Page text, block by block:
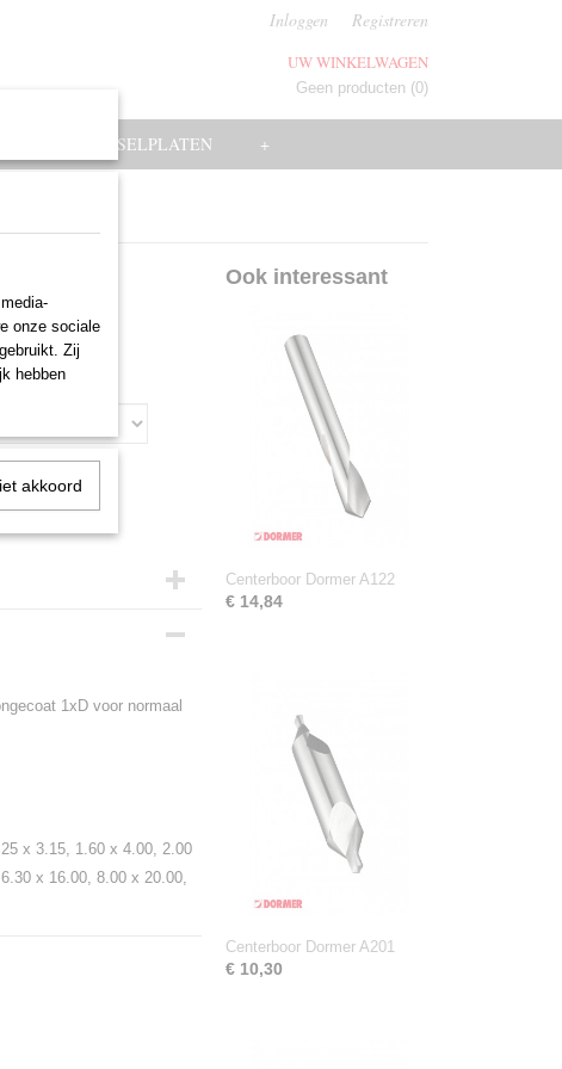
Inloggen Registreren
UW WINKELWAGEN
Geen producten (0)
WISSELPLATEN +
1xD voor normaal
x 3.15, 1.60 x 4.00, 2.00
x 16.00, 8.00 x 20.00,
Ook interessant
Centerboor Dormer A122
€ 14,84
Centerboor Dormer A201
€ 10,30
onze sociale
Zij
hebben
akkoord